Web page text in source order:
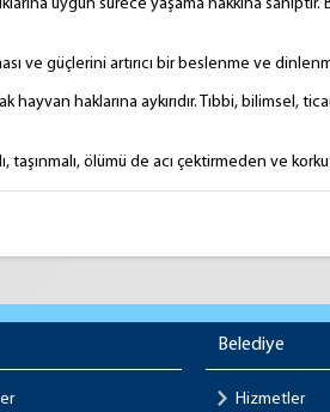
uygun sürece yaşama hakkına sahiptir.
ve güçlerini artırıcı bir beslenme ve
haklarına aykırıdır. Tıbbi, bilimsel,
taşınmalı, ölümü de acı çektirmeden ve
Belediye
Hizmetler